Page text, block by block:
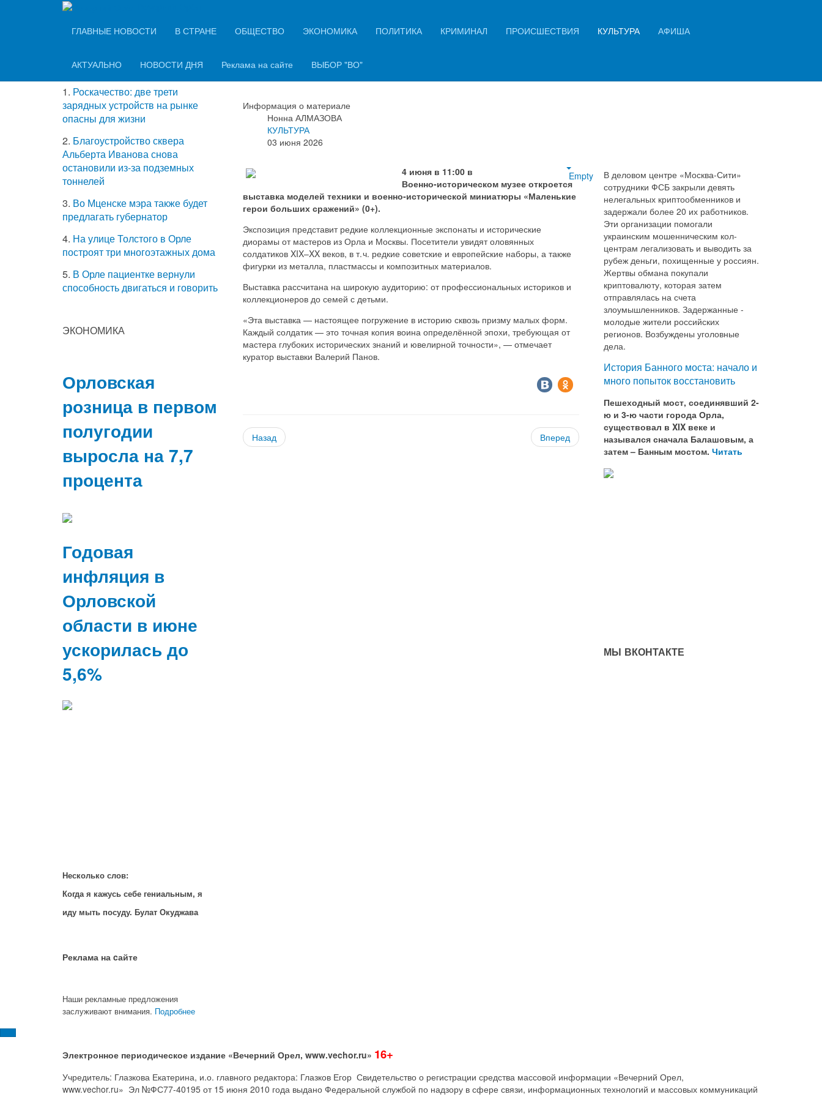
ГЛАВНЫЕ НОВОСТИ
В СТРАНЕ ОБЩЕСТВО ЭКОНОМИКА ПОЛИТИКА КРИМИНАЛ ПРОИСШЕСТВИЯ КУЛЬТУРА АФИША
АКТУАЛЬНО НОВОСТИ ДНЯ Реклама на сайте ВЫБОР "ВО"
В Орле откроется выставка
военно‑исторической миниатюры
Информация о материале
Нонна АЛМАЗОВА
КУЛЬТУРА
03 июня 2026
Empty
4 июня в 11:00 в
Военно‑историческом музее откроется
выставка моделей техники и военно‑исторической миниатюры «Маленькие
герои больших сражений» (0+).
Экспозиция представит редкие коллекционные экспонаты и исторические
диорамы от мастеров из Орла и Москвы. Посетители увидят оловянных
солдатиков XIX–XX веков, в т. ч. редкие советские и европейские наборы, а также
фигурки из металла, пластмассы и композитных материалов.
Выставка рассчитана на широкую аудиторию: от профессиональных историков и
коллекционеров до семей с детьми.
«Эта выставка — настоящее погружение в историю сквозь призму малых форм.
Каждый солдатик — это точная копия воина определённой эпохи, требующая от
мастера глубоких исторических знаний и ювелирной точности», — отмечает
куратор выставки Валерий Панов.
Назад Вперед
1. Роскачество: две трети
зарядных устройств на рынке
опасны для жизни
2. Благоустройство сквера
Альберта Иванова снова
остановили из-за подземных
тоннелей
3. Во Мценске мэра также будет
предлагать губернатор
4. На улице Толстого в Орле
построят три многоэтажных дома
5. В Орле пациентке вернули
способность двигаться и говорить
ЭКОНОМИКА
Орловская
розница в первом
полугодии
выросла на 7,7
процента
Годовая
инфляция в
Орловской
области в июне
ускорилась до
5,6%
Несколько слов:
Когда я кажусь себе гениальным, я
иду мыть посуду. Булат Окуджава
Реклама на cайте
Наши рекламные предложения
заслуживают внимания. Подробнее
В деловом центре «Москва-Сити»
сотрудники ФСБ закрыли девять
нелегальных криптообменников и
задержали более 20 их работников.
Эти организации помогали
украинским мошенническим кол-
центрам легализовать и выводить за
рубеж деньги, похищенные у россиян.
Жертвы обмана покупали
криптовалюту, которая затем
отправлялась на счета
злоумышленников. Задержанные -
молодые жители российских
регионов. Возбуждены уголовные
дела.
История Банного моста: начало и
много попыток восстановить
Пешеходный мост, соединявший 2-
ю и 3-ю части города Орла,
существовал в XIX веке и
назывался сначала Балашовым, а
затем – Банным мостом. Читать
МЫ ВКОНТАКТЕ
Электронное периодическое издание «Вечерний Орел, www.vechor.ru» 16+
Учредитель: Глазкова Екатерина, и.о. главного редактора: Глазков Егор Свидетельство о регистрации средства массовой информации «Вечерний Орел,
www.vechor.ru» Эл №ФС77-40195 от 15 июня 2010 года выдано Федеральной службой по надзору в сфере связи, информационных технологий и массовых коммуникаций